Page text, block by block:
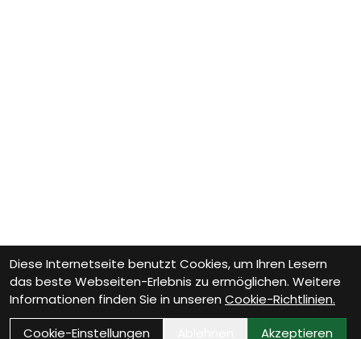
Diese Internetseite benutzt Cookies, um Ihren Lesern
das beste Webseiten-Erlebnis zu ermöglichen. Weitere
Informationen finden Sie in unseren Cookie-Richtlinien.
Cookie-Einstellungen
Akzeptieren